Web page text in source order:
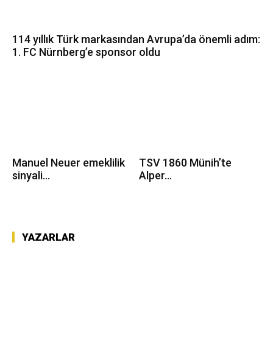
114 yıllık Türk markasından Avrupa’da önemli adım:
1. FC Nürnberg’e sponsor oldu
Manuel Neuer emeklilik
sinyali...
TSV 1860 Münih’te
Alper...
YAZARLAR